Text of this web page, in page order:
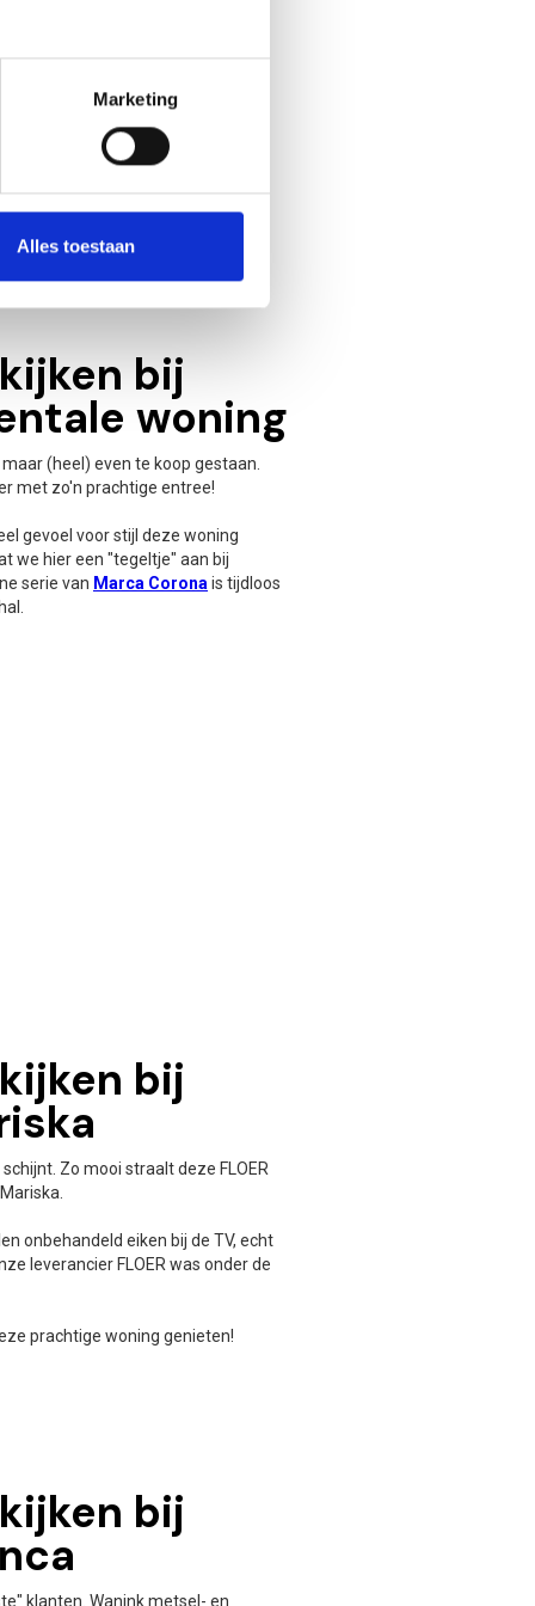
Marketing
Alles toestaan
bij
woning
(heel) even te koop gestaan.
met zo'n prachtige entree!
gevoel voor stijl deze woning
we hier een "tegeltje" aan bij
serie van Marca Corona is tijdloos
bij
Zo mooi straalt deze FLOER
onbehandeld eiken bij de TV, echt
leverancier FLOER was onder de
prachtige woning genieten!
bij
klanten. Wanink metsel- en